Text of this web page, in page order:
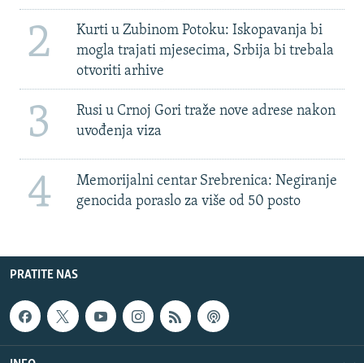
2
Kurti u Zubinom Potoku: Iskopavanja bi
mogla trajati mjesecima, Srbija bi trebala
otvoriti arhive
3
Rusi u Crnoj Gori traže nove adrese nakon
uvođenja viza
4
Memorijalni centar Srebrenica: Negiranje
genocida poraslo za više od 50 posto
PRATITE NAS